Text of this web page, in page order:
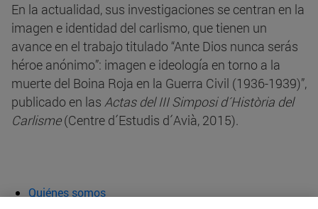
En la actualidad, sus investigaciones se centran en la
imagen e identidad del carlismo, que tienen un
avance en el trabajo titulado “Ante Dios nunca serás
héroe anónimo”: imagen e ideología en torno a la
muerte del Boina Roja en la Guerra Civil (1936-1939)”,
publicado en las Actas del III Simposi d´Història del
Carlisme(Centre d´Estudis d´Avià, 2015).
Quiénes somos